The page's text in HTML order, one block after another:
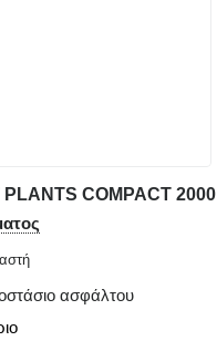
COMPACT 2000
ασφάλτου